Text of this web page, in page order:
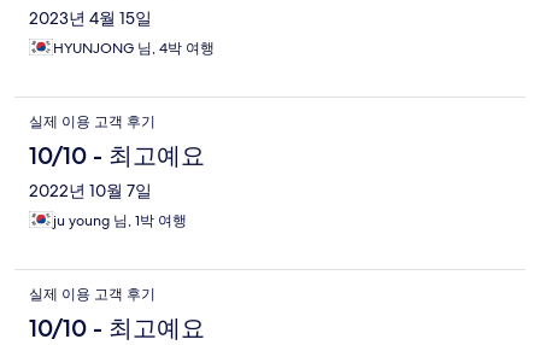
2023년 4월 15일
HYUNJONG 님, 4박 여행
실제 이용 고객 후기
10/10 - 최고예요
2022년 10월 7일
ju young 님, 1박 여행
실제 이용 고객 후기
10/10 - 최고예요